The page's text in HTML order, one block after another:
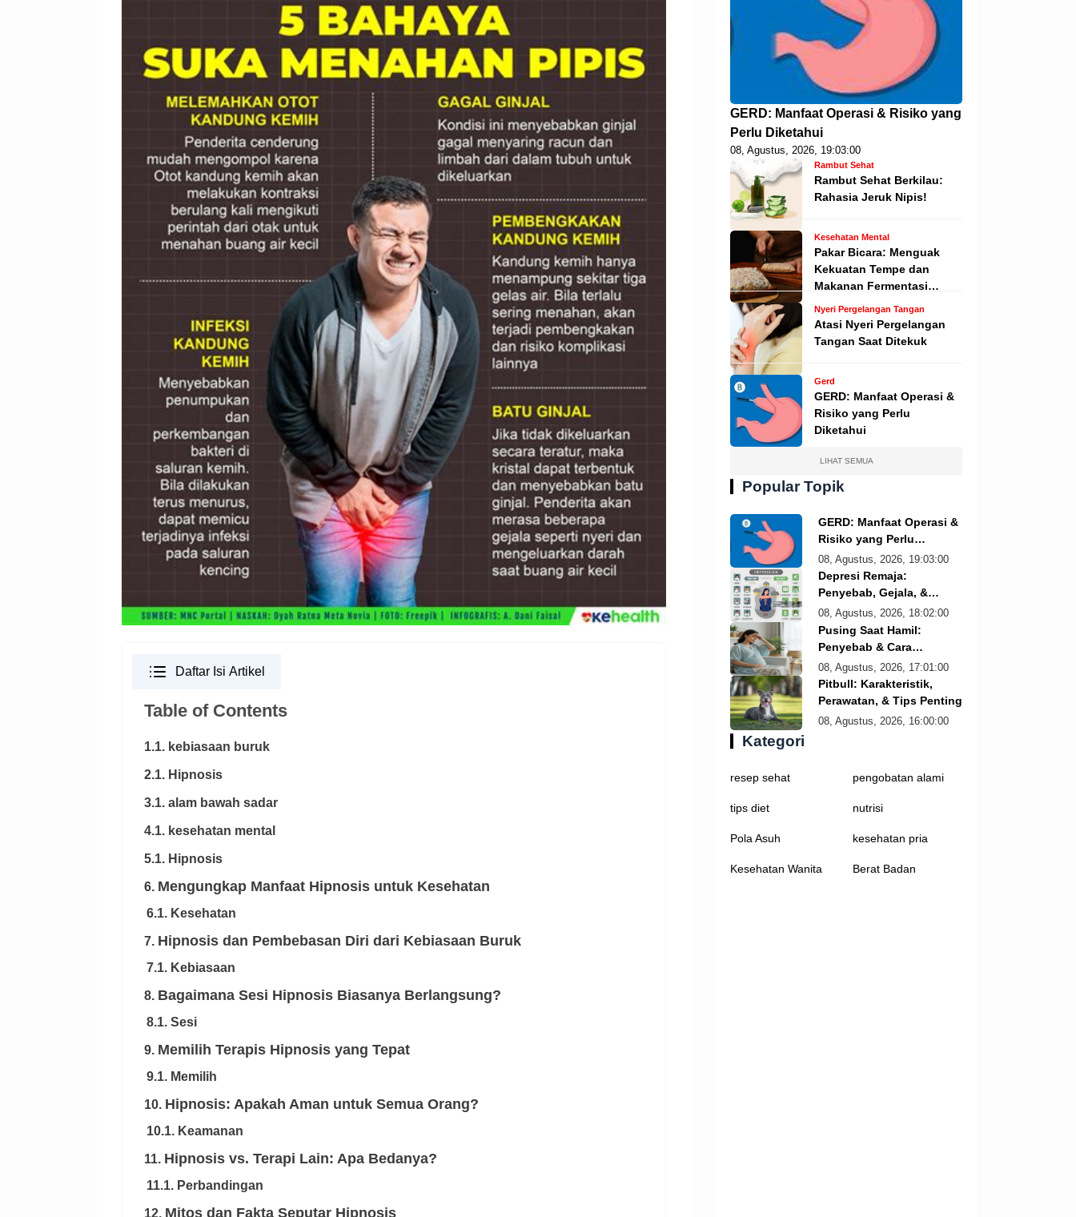
Daftar Isi Artikel
Table of Contents
1.1. kebiasaan buruk
2.1. Hipnosis
3.1. alam bawah sadar
4.1. kesehatan mental
5.1. Hipnosis
6. Mengungkap Manfaat Hipnosis untuk Kesehatan
6.1. Kesehatan
7. Hipnosis dan Pembebasan Diri dari Kebiasaan Buruk
7.1. Kebiasaan
8. Bagaimana Sesi Hipnosis Biasanya Berlangsung?
8.1. Sesi
9. Memilih Terapis Hipnosis yang Tepat
9.1. Memilih
10. Hipnosis: Apakah Aman untuk Semua Orang?
10.1. Keamanan
11. Hipnosis vs. Terapi Lain: Apa Bedanya?
11.1. Perbandingan
12. Mitos dan Fakta Seputar Hipnosis
GERD: Manfaat Operasi & Risiko yang
Perlu Diketahui
08, Agustus, 2026, 19:03:00
Rambut Sehat
Rambut Sehat Berkilau:
Rahasia Jeruk Nipis!
Kesehatan Mental
Pakar Bicara: Menguak
Kekuatan Tempe dan
Makanan Fermentasi
Mental
Nyeri Pergelangan Tangan
Atasi Nyeri Pergelangan
Tangan Saat Ditekuk
Gerd
GERD: Manfaat Operasi &
Risiko yang Perlu
Diketahui
LIHAT SEMUA
Popular Topik
GERD: Manfaat Operasi &
Risiko yang Perlu
Diketahui
08, Agustus, 2026, 19:03:00
Depresi Remaja:
Penyebab, Gejala, &
Solusi
08, Agustus, 2026, 18:02:00
Pusing Saat Hamil:
Penyebab & Cara
Mengatasi
08, Agustus, 2026, 17:01:00
Pitbull: Karakteristik,
Perawatan, & Tips Penting
08, Agustus, 2026, 16:00:00
Kategori
resep sehat pengobatan alami
tips diet nutrisi
Pola Asuh kesehatan pria
Kesehatan Wanita Berat Badan